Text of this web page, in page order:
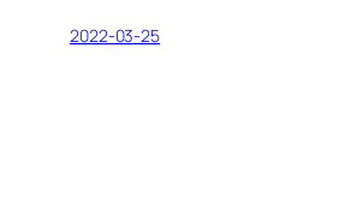
2022-03-25